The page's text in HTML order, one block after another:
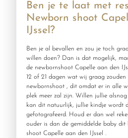
Ben je te laat met
Newborn shoot
IJssel?
Ben je al bevallen en zou je toch
willen doen? Dan is dat mogelijk,
de newbornshoot Capelle aan den
12 of 21 dagen wat wij graag zouden
newbornshoot , dit omdat er in alle
plek meer zal zijn. Willen jullie
kan dit natuurlijk, jullie kindje wordt
gefotografeerd. Houd er dan wel
ouder is dan de gemiddelde baby dit
shoot Capelle aan den IJssel .